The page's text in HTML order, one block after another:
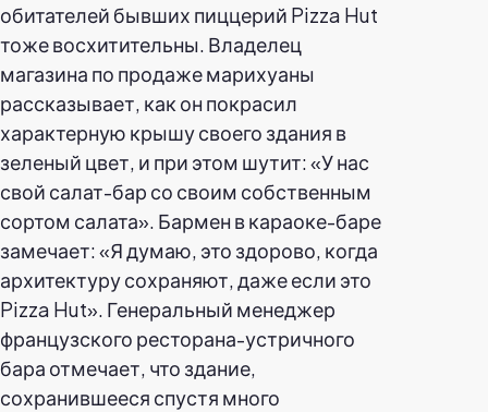
обитателей бывших пиццерий Pizza Hut
тоже восхитительны. Владелец
магазина по продаже марихуаны
рассказывает, как он покрасил
характерную крышу своего здания в
зеленый цвет, и при этом шутит: «У нас
свой салат-бар со своим собственным
сортом салата». Бармен в караоке-баре
замечает: «Я думаю, это здорово, когда
архитектуру сохраняют, даже если это
Pizza Hut». Генеральный менеджер
французского ресторана-устричного
бара отмечает, что здание,
сохранившееся спустя много